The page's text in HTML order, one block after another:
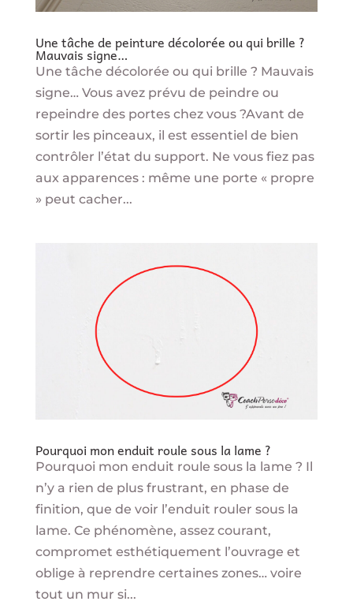
Une tâche de peinture décolorée ou qui brille ?
Mauvais signe…
Une tâche décolorée ou qui brille ? Mauvais
signe… Vous avez prévu de peindre ou
repeindre des portes chez vous ?Avant de
sortir les pinceaux, il est essentiel de bien
contrôler l’état du support. Ne vous fiez pas
aux apparences : même une porte « propre
» peut cacher...
Pourquoi mon enduit roule sous la lame ?
Pourquoi mon enduit roule sous la lame ? Il
n’y a rien de plus frustrant, en phase de
finition, que de voir l’enduit rouler sous la
lame. Ce phénomène, assez courant,
compromet esthétiquement l’ouvrage et
oblige à reprendre certaines zones… voire
tout un mur si...